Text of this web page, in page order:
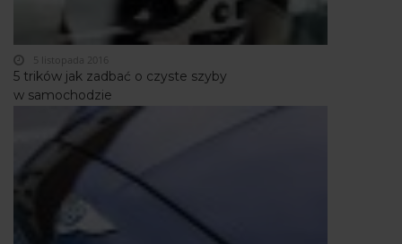
5 trików jak zadbać o czyste szyby
w samochodzie
5 listopada 2016